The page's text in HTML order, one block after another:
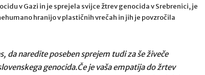
v Gazi in je sprejela svijce žtrev genocida v Srebrenici, je
hranijo v plastičnih vrečah in jih je povzročila
da naredite poseben sprejem tudi za še živeče
genocida.Če je vaša empatija do žrtev